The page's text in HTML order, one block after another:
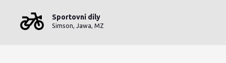
Sportovní díly
Simson, Jawa, MZ